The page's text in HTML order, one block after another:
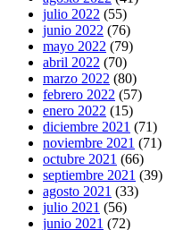
julio 2022 (55)
junio 2022 (76)
mayo 2022 (79)
abril 2022 (70)
marzo 2022 (80)
febrero 2022 (57)
enero 2022 (15)
diciembre 2021 (71)
noviembre 2021 (71)
octubre 2021 (66)
septiembre 2021 (39)
agosto 2021 (33)
julio 2021 (56)
junio 2021 (72)